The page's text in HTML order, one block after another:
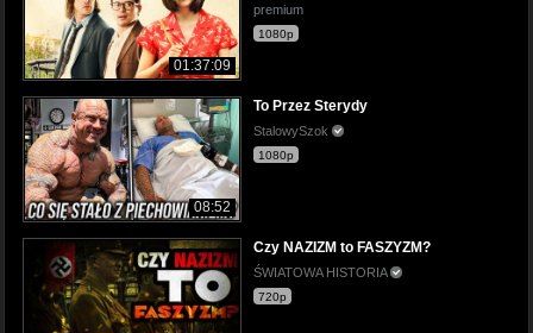
01:37:09
premium
1080p
08:52
To Przez Sterydy
StalowySzok
1080p
Czy NAZIZM to FASZYZM?
ŚWIATOWA HISTORIA
720p